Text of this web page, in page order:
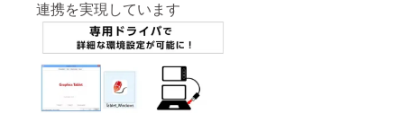
連携を実現しています